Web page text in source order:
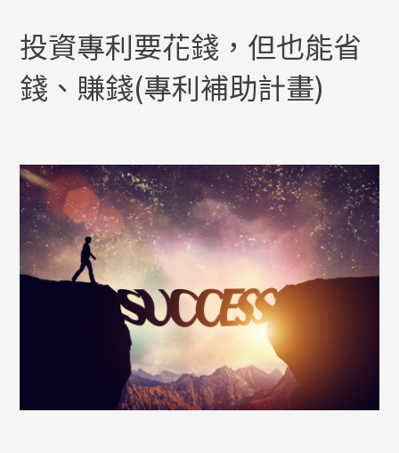
投資專利要花錢，但也能省
錢、賺錢(專利補助計畫)